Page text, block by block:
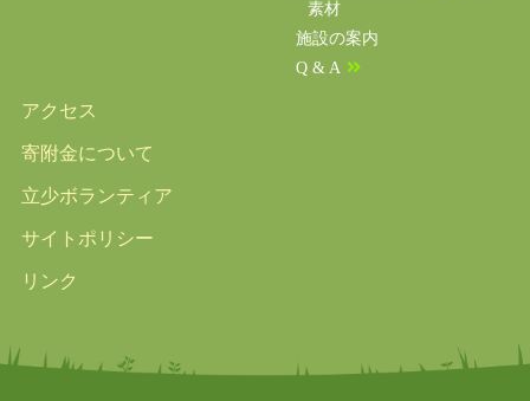
素材
施設の案内
Q & A
アクセス
寄附金について
立少ボランティア
サイトポリシー
リンク